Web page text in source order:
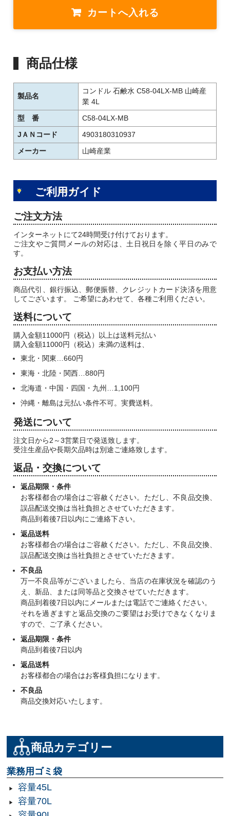
商品仕様
製品名
コンドル 石鹸水 C58-04LX-MB 山崎産
業 4L
型 番
C58-04LX-MB
JＡＮコード
4903180310937
メーカー
山崎産業
ご利用ガイド
ご注文方法
インターネットにて24時間受け付けております。
ご注文やご質問メールの対応は、土日祝日を除く平日のみで
す。
お支払い方法
商品代引、銀行振込、郵便振替、クレジットカード決済を用意
してございます。 ご希望にあわせて、各種ご利用ください。
送料について
購入金額11000円（税込）以上は送料元払い
購入金額11000円（税込）未満の送料は、
東北・関東…660円
東海・北陸・関西…880円
北海道・中国・四国・九州…1,100円
沖縄・離島は元払い条件不可。実費送料。
発送について
注文日から2～3営業日で発送致します。
受注生産品や長期欠品時は別途ご連絡致します。
返品・交換について
返品期限・条件
お客様都合の場合はご容赦ください。ただし、不良品交換、
誤品配送交換は当社負担とさせていただきます。
商品到着後7日以内にご連絡下さい。
返品送料
お客様都合の場合はご容赦ください。ただし、不良品交換、
誤品配送交換は当社負担とさせていただきます。
不良品
万一不良品等がございましたら、当店の在庫状況を確認のう
え、新品、または同等品と交換させていただきます。
商品到着後7日以内にメールまたは電話でご連絡ください。
それを過ぎますと返品交換のご要望はお受けできなくなりま
すので、ご了承ください。
返品期限・条件
商品到着後7日以内
返品送料
お客様都合の場合はお客様負担になります。
不良品
商品交換対応いたします。
商品カテゴリー
業務用ゴミ袋
容量45L
容量70L